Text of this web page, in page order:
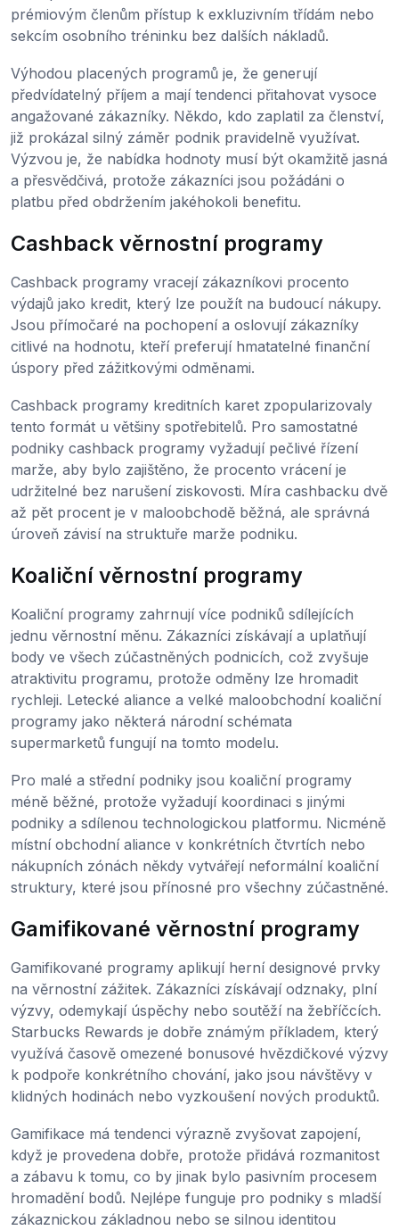
prémiovým členům přístup k exkluzivním třídám nebo
sekcím osobního tréninku bez dalších nákladů.
Výhodou placených programů je, že generují
předvídatelný příjem a mají tendenci přitahovat vysoce
angažované zákazníky. Někdo, kdo zaplatil za členství,
již prokázal silný záměr podnik pravidelně využívat.
Výzvou je, že nabídka hodnoty musí být okamžitě jasná
a přesvědčivá, protože zákazníci jsou požádáni o
platbu před obdržením jakéhokoli benefitu.
Cashback věrnostní programy
Cashback programy vracejí zákazníkovi procento
výdajů jako kredit, který lze použít na budoucí nákupy.
Jsou přímočaré na pochopení a oslovují zákazníky
citlivé na hodnotu, kteří preferují hmatatelné finanční
úspory před zážitkovými odměnami.
Cashback programy kreditních karet zpopularizovaly
tento formát u většiny spotřebitelů. Pro samostatné
podniky cashback programy vyžadují pečlivé řízení
marže, aby bylo zajištěno, že procento vrácení je
udržitelné bez narušení ziskovosti. Míra cashbacku dvě
až pět procent je v maloobchodě běžná, ale správná
úroveň závisí na struktuře marže podniku.
Koaliční věrnostní programy
Koaliční programy zahrnují více podniků sdílejících
jednu věrnostní měnu. Zákazníci získávají a uplatňují
body ve všech zúčastněných podnicích, což zvyšuje
atraktivitu programu, protože odměny lze hromadit
rychleji. Letecké aliance a velké maloobchodní koaliční
programy jako některá národní schémata
supermarketů fungují na tomto modelu.
Pro malé a střední podniky jsou koaliční programy
méně běžné, protože vyžadují koordinaci s jinými
podniky a sdílenou technologickou platformu. Nicméně
místní obchodní aliance v konkrétních čtvrtích nebo
nákupních zónách někdy vytvářejí neformální koaliční
struktury, které jsou přínosné pro všechny zúčastněné.
Gamifikované věrnostní programy
Gamifikované programy aplikují herní designové prvky
na věrnostní zážitek. Zákazníci získávají odznaky, plní
výzvy, odemykají úspěchy nebo soutěží na žebříčcích.
Starbucks Rewards je dobře známým příkladem, který
využívá časově omezené bonusové hvězdičkové výzvy
k podpoře konkrétního chování, jako jsou návštěvy v
klidných hodinách nebo vyzkoušení nových produktů.
Gamifikace má tendenci výrazně zvyšovat zapojení,
když je provedena dobře, protože přidává rozmanitost
a zábavu k tomu, co by jinak bylo pasivním procesem
hromadění bodů. Nejlépe funguje pro podniky s mladší
zákaznickou základnou nebo se silnou identitou